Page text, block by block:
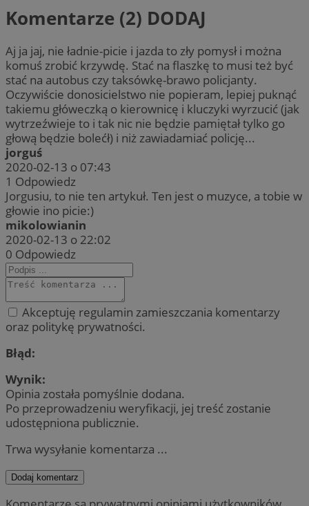
Komentarze (2) DODAJ
Aj ja jaj, nie ładnie-picie i jazda to zły pomysł i można
komuś zrobić krzywdę. Stać na flaszkę to musi też być
stać na autobus czy taksówkę-brawo policjanty.
Oczywiście donosicielstwo nie popieram, lepiej puknąć
takiemu główeczką o kierownicę i kluczyki wyrzucić (jak
wytrzeźwieje to i tak nic nie będzie pamiętał tylko go
głową będzie bolećł) i niż zawiadamiać policję...
jorguś
2020-02-13 o 07:43
1 Odpowiedz
Jorgusiu, to nie ten artykuł. Ten jest o muzyce, a tobie w
głowie ino picie:)
mikolowianin
2020-02-13 o 22:02
0 Odpowiedz
Akceptuję regulamin zamieszczania komentarzy
oraz politykę prywatności.
Błąd:
Wynik:
Opinia została pomyślnie dodana.
Po przeprowadzeniu weryfikacji, jej treść zostanie
udostępniona publicznie.
Trwa wysyłanie komentarza ...
Dodaj komentarz